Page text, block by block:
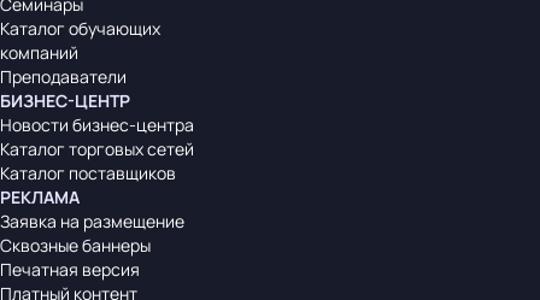
Каталог обучающих
компаний
Преподаватели
БИЗНЕС-ЦЕНТР
Новости бизнес-центра
Каталог торговых сетей
Каталог поставщиков
РЕКЛАМА
Заявка на размещение
Сквозные баннеры
Печатная версия
Платный контент